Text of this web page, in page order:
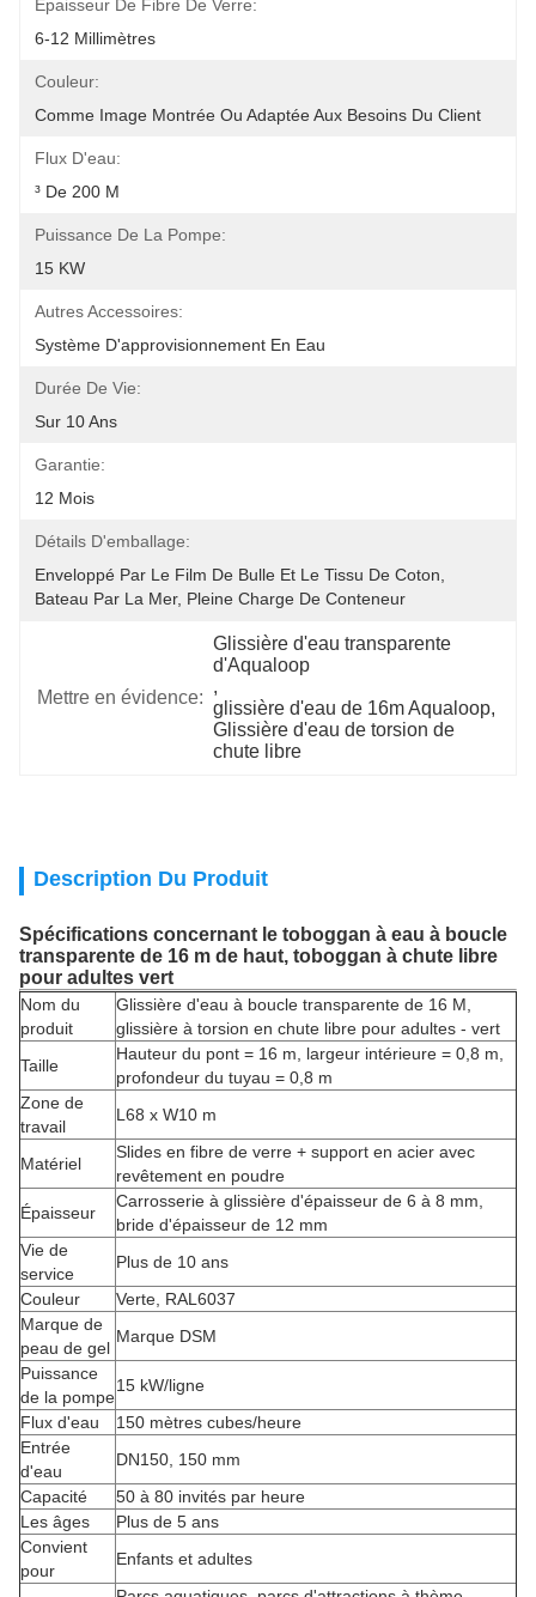
Épaisseur De Fibre De Verre:
6-12 Millimètres
Couleur:
Comme Image Montrée Ou Adaptée Aux Besoins Du Client
Flux D'eau:
³ De 200 M
Puissance De La Pompe:
15 KW
Autres Accessoires:
Système D'approvisionnement En Eau
Durée De Vie:
Sur 10 Ans
Garantie:
12 Mois
Détails D'emballage:
Enveloppé Par Le Film De Bulle Et Le Tissu De Coton,
Bateau Par La Mer, Pleine Charge De Conteneur
Mettre en évidence:
Glissière d'eau transparente
d'Aqualoop
,
glissière d'eau de 16m Aqualoop
Glissière d'eau de torsion de
chute libre
Description Du Produit
Spécifications concernant le toboggan à eau à boucle
transparente de 16 m de haut, toboggan à chute libre
pour adultes vert
Nom du
produit
Glissière d'eau à boucle transparente de 16 M,
glissière à torsion en chute libre pour adultes - vert
Taille
Hauteur du pont = 16 m, largeur intérieure = 0,8 m,
profondeur du tuyau = 0,8 m
Zone de
travail
L68 x W10 m
Matériel
Slides en fibre de verre + support en acier avec
revêtement en poudre
Épaisseur
Carrosserie à glissière d'épaisseur de 6 à 8 mm,
bride d'épaisseur de 12 mm
Vie de
service
Plus de 10 ans
Couleur
Verte, RAL6037
Marque de
peau de gel
Marque DSM
Puissance
de la pompe
15 kW/ligne
Flux d'eau
150 mètres cubes/heure
Entrée
d'eau
DN150, 150 mm
Capacité
50 à 80 invités par heure
Les âges
Plus de 5 ans
Convient
pour
Enfants et adultes